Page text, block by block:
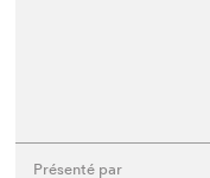
Présenté par